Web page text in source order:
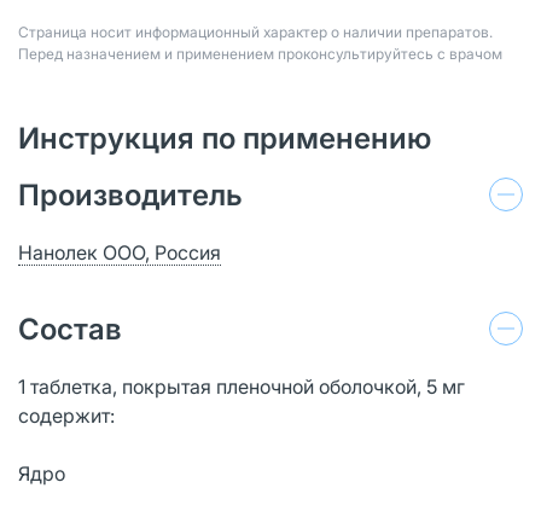
Страница носит информационный характер о наличии препаратов.
Перед назначением и применением проконсультируйтесь с врачом
Инструкция по применению
Производитель
Нанолек ООО, Россия
Состав
1 таблетка, покрытая пленочной оболочкой, 5 мг
содержит:
Ядро